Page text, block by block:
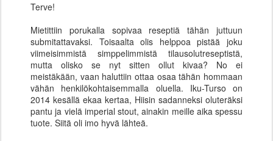
Terve!
Mietittiin porukalla sopivaa reseptiä tähän juttuun
submitattavaksi. Toisaalta olis helppoa pistää joku
viimeisimmistä simppelimmistä tilausolutreseptistä,
mutta olisko se nyt sitten ollut kivaa? No ei
meistäkään, vaan haluttiin ottaa osaa tähän hommaan
vähän henkilökohtaisemmalla oluella. Iku-Turso on
2014 kesällä ekaa kertaa, Hiisin sadanneksi oluteräksi
pantu ja vielä imperial stout, ainakin meille aika spessu
tuote. Siitä oli imo hyvä lähteä.